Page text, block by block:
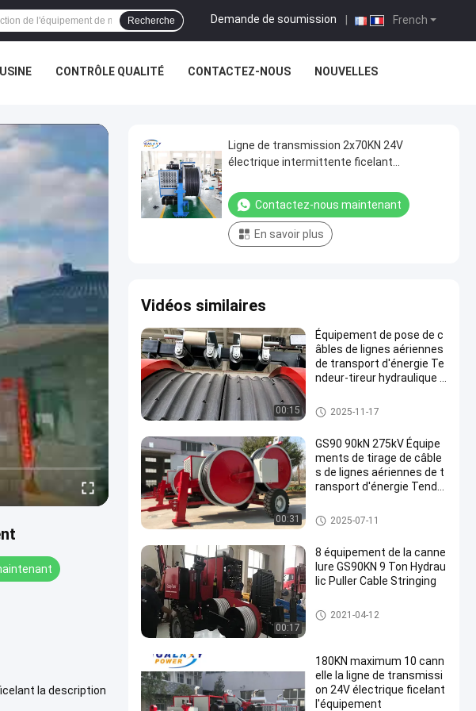
French
Demande de soumission
Recherche
CONTRÔLE QUALITÉ CONTACTEZ-NOUS NOUVELLES
la description
Ligne de transmission 2x70KN 24V
électrique intermittente ficelant
Contactez-nous maintenant
En savoir plus
Vidéos similaires
00:15
Équipement de pose de c
âbles de lignes aériennes
de transport d'énergie Te
ndeur-tireur hydraulique 1
ension des conducteurs
ligne de transmission équipe
ment
2025-11-17
00:31
GS90 90kN 275kV Équipe
ments de tirage de câble
s de lignes aériennes de t
ransport d'énergie Tende
ligne de transmission équipe
ment
2025-07-11
00:17
8 équipement de la canne
lure GS90KN 9 Ton Hydrau
lic Puller Cable Stringing
ligne électrique ficelant l'équip
ement
2021-04-12
180KN maximum 10 cann
elle la ligne de transmissi
on 24V électrique ficelant
l'équipement